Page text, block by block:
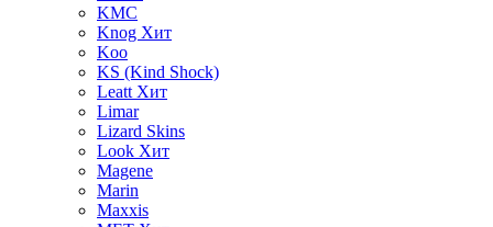
KMC
Knog Хит
Koo
KS (Kind Shock)
Leatt Хит
Limar
Lizard Skins
Look Хит
Magene
Marin
Maxxis